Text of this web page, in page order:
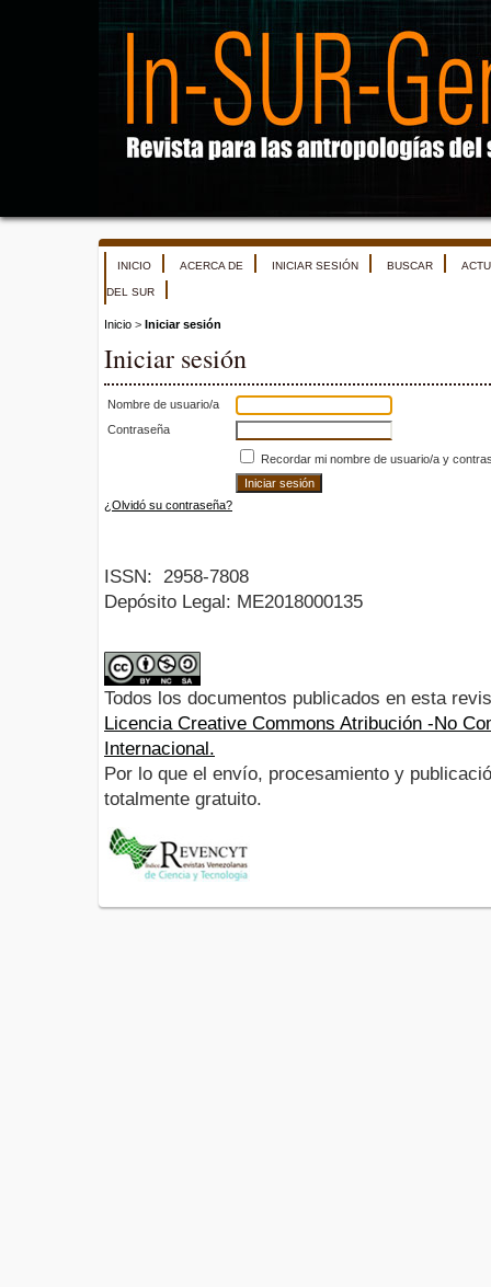
INICIO ACERCA DE INICIAR SESIÓN BUSCAR
DEL SUR
Inicio > Iniciar sesión
Iniciar sesión
Nombre de usuario/a
Contraseña
Recordar mi nombre de usuario/a y
¿Olvidó su contraseña?
ISSN:
2958-7808
Depósito Legal: ME2018000135
Todos los documentos publicados en esta
Licencia Creative Commons Atribución -No
Internacional.
Por lo que el envío, procesamiento y
totalmente gratuito.